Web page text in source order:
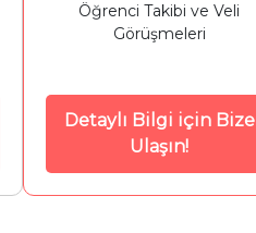
Öğrenci Takibi ve Veli
Görüşmeleri
Detaylı Bilgi için Bize
Ulaşın!